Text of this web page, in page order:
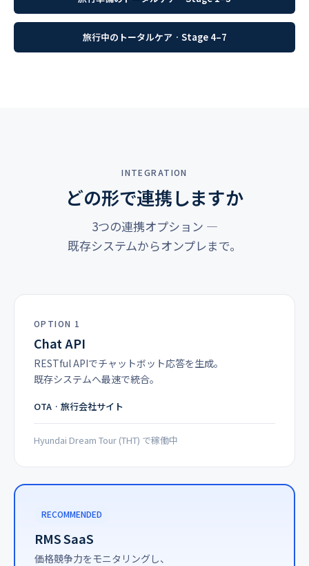
旅行中のトータルケア · Stage 4–7
INTEGRATION
どの形で連携しますか
3つの連携オプション ―
既存システムからオンプレまで。
OPTION 1
Chat API
RESTful APIでチャットボット応答を生成。
既存システムへ最速で統合。
OTA · 旅行会社サイト
Hyundai Dream Tour (THT) で稼働中
RECOMMENDED
RMS SaaS
価格競争力をモニタリングし、